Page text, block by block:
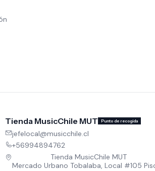
Tienda MusicChile MUT Punto de recogida
jefelocal@musicchile.cl
+56994894762
Tienda MusicChile MUT
Mercado Urbano Tobalaba, Local #105